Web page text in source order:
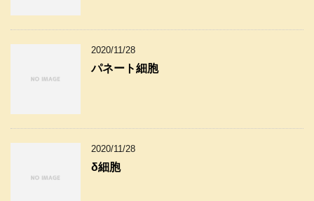
2020/11/28
パネート細胞
2020/11/28
δ細胞